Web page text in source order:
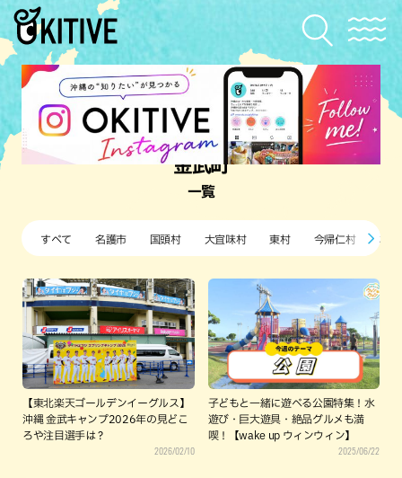
金武町
一覧
すべて 名護市 国頭村 大宜味村 東村 今帰仁村 本部
【東北楽天ゴールデンイーグルス】
沖縄 金武キャンプ2026年の見どこ
ろや注目選手は？
2026/02/10
子どもと一緒に遊べる公園特集！水
遊び・巨大遊具・絶品グルメも満
喫！【wake up ウィンウィン】
2025/06/22